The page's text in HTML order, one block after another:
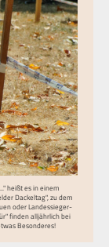
heißt es in einem
Dackeltag", zu dem
oder Landessieger-
finden alljährlich bei
Besonderes!